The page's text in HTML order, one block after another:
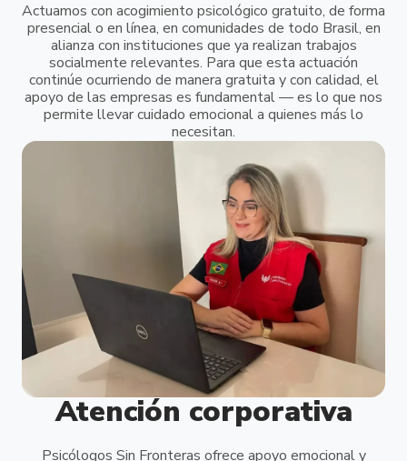
Actuamos con acogimiento psicológico gratuito, de forma
presencial o en línea, en comunidades de todo Brasil, en
alianza con instituciones que ya realizan trabajos
socialmente relevantes. Para que esta actuación
continúe ocurriendo de manera gratuita y con calidad, el
apoyo de las empresas es fundamental — es lo que nos
permite llevar cuidado emocional a quienes más lo
necesitan.
Atención corporativa
Psicólogos Sin Fronteras ofrece apoyo emocional y